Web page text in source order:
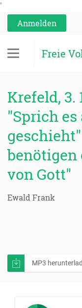
'
Anmelden
Freie
Krefeld, 3.
"Sprich es
von Gott"
Ewald Frank
MP3